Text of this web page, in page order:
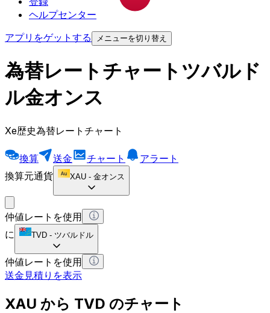
ヘルプセンター
アプリをゲットする
メニューを切り替え
為替レートチャートツバルド
ル金オンス
Xe歴史為替レートチャート
換算 送金 チャート
アラート
換算元通貨
XAU - 金オンス
仲値レートを使用
に
TVD - ツバルドル
仲値レートを使用
送金見積りを表示
XAU から TVD のチャート